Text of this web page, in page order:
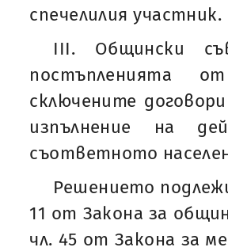
спечелилия участник.
III. Общински
постъпленията
сключените
изпълнение на
съответното
Решението
11 от Закона за
чл. 45 от Закона за